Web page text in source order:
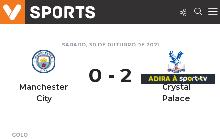
SÁBADO, 30 DE OUTUBRO DE 2021
Manchester
City
0 - 2
Crystal
Palace
GOLO